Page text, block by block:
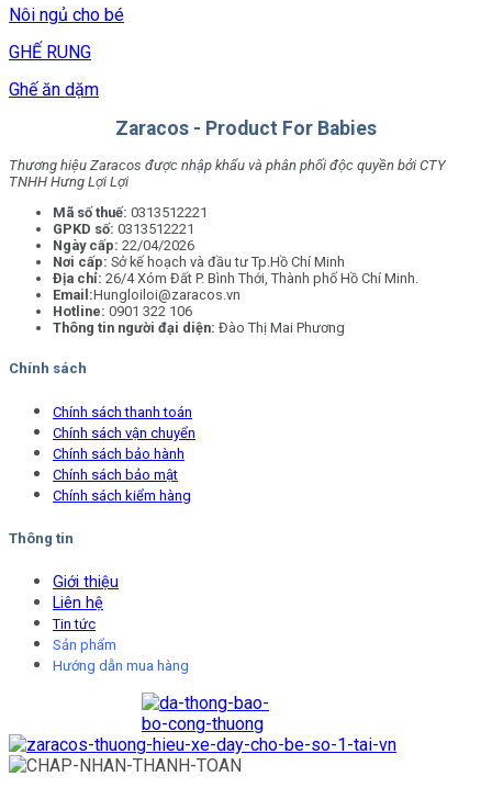
Nôi ngủ cho bé
GHẾ RUNG
Ghế ăn dặm
Zaracos - Product For Babies
Thương hiệu Zaracos được nhập khẩu và phân phối độc quyền bởi CTY
TNHH Hưng Lợi Lợi
Mã số thuế: 0313512221
GPKD số: 0313512221
Ngày cấp: 22/04/2026
Nơi cấp: Sở kế hoạch và đầu tư Tp.Hồ Chí Minh
Địa chỉ: 26/4 Xóm Đất P. Bình Thới, Thành phố Hồ Chí Minh.
Email:Hungloiloi@zaracos.vn
Hotline: 0901 322 106
Thông tin người đại diện: Đào Thị Mai Phương
Chính sách
Chính sách thanh toán
Chính sách vận chuyển
Chính sách bảo hành
Chính sách bảo mật
Chính sách kiểm hàng
Thông tin
Giới thiệu
Liên hệ
Tin tức
Sản phẩm
Hướng dẫn mua hàng